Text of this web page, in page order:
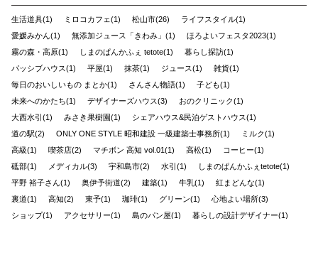
生活道具(1) ミロコカフェ(1) 松山市(26)
ライフスタイル(1)
愛媛みかん(1)
無添加ジュース「きわみ」(1)
ほろよいフェスタ2023(1)
霧の森・高原(1)
しまのぱんかふぇ tetote(1)
暮らし探訪(1)
パッシブハウス(1)
平屋(1) 抹茶(1) ジュース(1)
雑貨(1)
毎日のおいしいもの まとか(1)
さんさん物語(1)
子ども(1)
未来へのかたち(1)
デザイナーズハウス(3)
おのクリニック(1)
大西水引(1)
みさき果樹園(1)
シェアハウス&民泊ゲストハウス(1)
道の駅(2)
ONLY ONE STYLE 昭和建設 一級建築士事務所(1)
ミルク(1)
高級(1)
喫茶店(2) マチボン 高知 vol.01(1) 高松(1)
コーヒー(1)
砥部(1)
メディカル(3) 宇和島市(2) 水引(1)
しまのぱんかふぇtetote(1)
平野 裕子さん(1)
奥伊予街道(2) 建築(1) 牛乳(1)
紅まどんな(1)
裏道(1)
高知(2) 東予(1) 珈琲(1) グリーン(1)
心地よい場所(3)
ショップ(1)
アクセサリー(1) 島のパン屋(1)
暮らしの設計デザイナー(1)